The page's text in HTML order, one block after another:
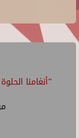
"أنغامنا